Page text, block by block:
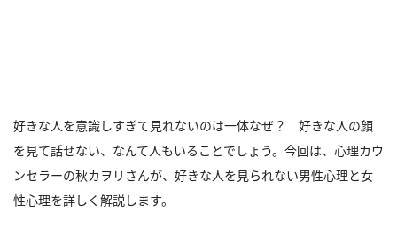
好きな人を意識しすぎて見れないのは一体なぜ？ 好きな人の顔
を見て話せない、なんて人もいることでしょう。今回は、心理カウ
ンセラーの秋カヲリさんが、好きな人を見られない男性心理と女
性心理を詳しく解説します。